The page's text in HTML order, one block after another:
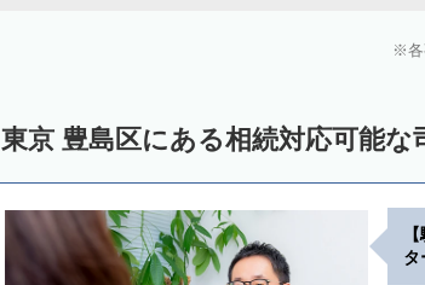
東京 豊島区にある相続対応可能な
タ